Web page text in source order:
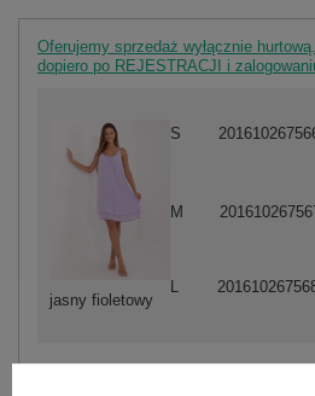
Oferujemy sprzedaż wyłącznie
dopiero po REJESTRACJI i
jasny fioletowy
S
M